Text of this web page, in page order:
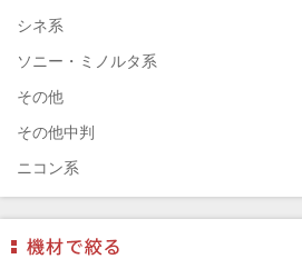
ELECOM（エレコム）
￼EIZO（エイゾ）
edelkrone（エーデンクローン）
Garmin（ガーミン）
Dust-Off（ダストオフ）
DreamMaker（ドリームメーカー）
DNPフォトイメージング(ディーエヌピー)
シネ系
ソニー・ミノルタ系
その他
その他中判
ニコン系
フジフィルム系